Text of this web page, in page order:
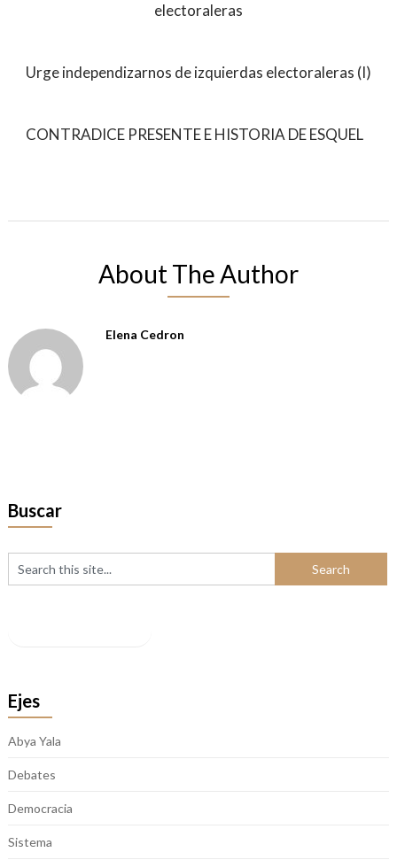
electoraleras
Urge independizarnos de izquierdas electoraleras (I)
CONTRADICE PRESENTE E HISTORIA DE ESQUEL
About The Author
Elena Cedron
Buscar
Ejes
Abya Yala
Debates
Democracia
Sistema